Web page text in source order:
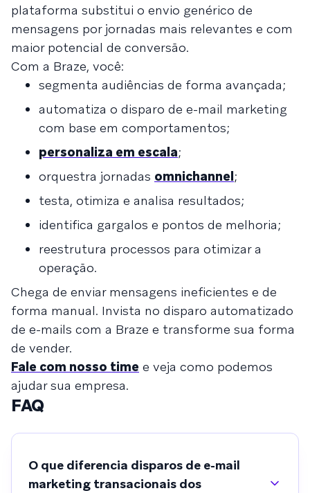
plataforma substitui o envio genérico de
mensagens por jornadas mais relevantes e com
maior potencial de conversão.
Com a Braze, você:
segmenta audiências de forma avançada;
automatiza o disparo de e-mail marketing
com base em comportamentos;
personaliza em escala;
orquestra jornadas omnichannel;
testa, otimiza e analisa resultados;
identifica gargalos e pontos de melhoria;
reestrutura processos para otimizar a
operação.
Chega de enviar mensagens ineficientes e de
forma manual. Invista no disparo automatizado
de e-mails com a Braze e transforme sua forma
de vender.
Fale com nosso time e veja como podemos
ajudar sua empresa.
FAQ
O que diferencia disparos de e-mail
marketing transacionais dos